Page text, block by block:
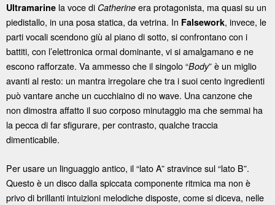
Ultramarine la voce di Catherine era protagonista, ma quasi su un
piedistallo, in una posa statica, da vetrina. In Falsework, invece, le
parti vocali scendono giù al piano di sotto, si confrontano con i
battiti, con l’elettronica ormai dominante, vi si amalgamano e ne
escono rafforzate. Va ammesso che il singolo “Body” è un miglio
avanti al resto: un mantra irregolare che tra i suoi cento ingredienti
può vantare anche un cucchiaino di no wave. Una canzone che
non dimostra affatto il suo corposo minutaggio ma che semmai ha
la pecca di far sfigurare, per contrasto, qualche traccia
dimenticabile.
Per usare un linguaggio antico, il “lato A” stravince sul “lato B”.
Questo è un disco dalla spiccata componente ritmica ma non è
privo di brillanti intuizioni melodiche disposte, come si diceva, nelle